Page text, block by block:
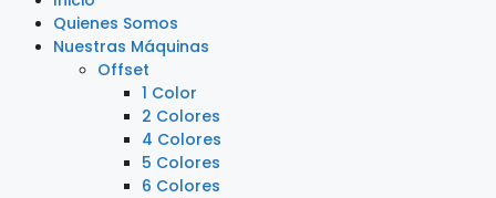
Quienes Somos
Nuestras Máquinas
Offset
1 Color
2 Colores
4 Colores
5 Colores
6 Colores